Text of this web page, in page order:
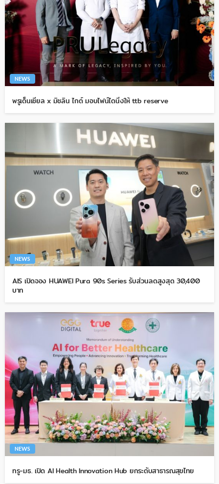
NEWS
พรูเด็นเชียล x มิชลิน ไกด์ มอบไฟน์ไดนิ่งให้ ttb reserve
NEWS
AIS เปิดจอง HUAWEI Pura 90s Series รับส่วนลดสูงสุด 30,400
บาท
NEWS
ทรู-มธ. เปิด AI Health Innovation Hub ยกระดับสาธารณสุขไทย